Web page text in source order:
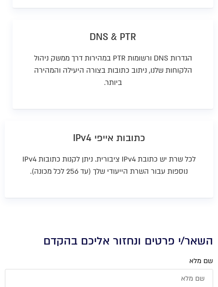
DNS & PTR
הגדרות DNS ורשומות PTR במהירות דרך ממשק ניהול
הלקוחות שלנו, ניתוב כתובות בצורה היעילה והמהירה
ביותר.
כתובות אייפי IPv4
לכל שרת יש כתובת IPv4 ציבורית.
ניתן לקנות כתובות IPv4
נוספות עבור השרת הייעודי שלך (עד 256 לכל מכונה).
השאר/י פרטים ונחזור אליכם בהקדם​
שם מלא